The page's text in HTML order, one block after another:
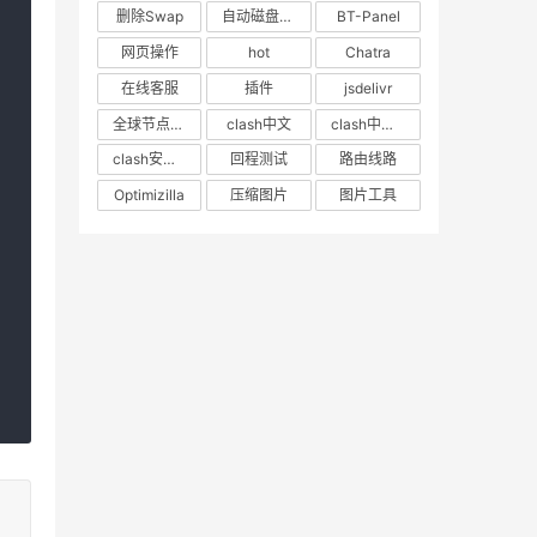
删除Swap 自动磁盘挂载
BT-Panel
网页操作
hot
Chatra
在线客服
插件
jsdelivr
全球节点CDN
clash中文
clash中文教程
clash安卓教程
回程测试
路由线路
Optimizilla
压缩图片 图片工具